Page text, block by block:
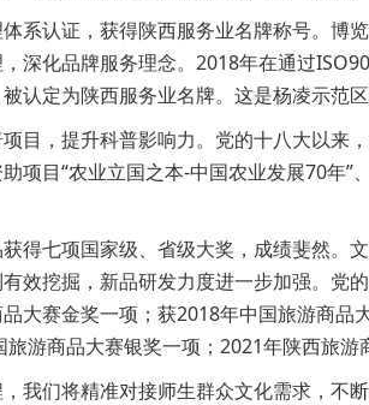
系认证，获得陕西服务业名牌称号。博
深化品牌服务理念。2018年在通过
认定为陕西服务业名牌。这是杨凌示范
目，提升科普影响力。党的十八大以来
项目“农业立国之本-中国农业发展70年
得七项国家级、省级大奖，成绩斐然。
效挖掘，新品研发力度进一步加强。党
大赛金奖一项；获2018年中国旅游商
游商品大赛银奖一项；2021年陕西旅游
我们将精准对接师生群众文化需求，不